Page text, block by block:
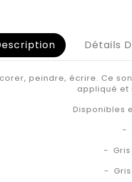
Détails
peindre, écrire. Ce
appliqué et
Disponibles
-
- Gris
-